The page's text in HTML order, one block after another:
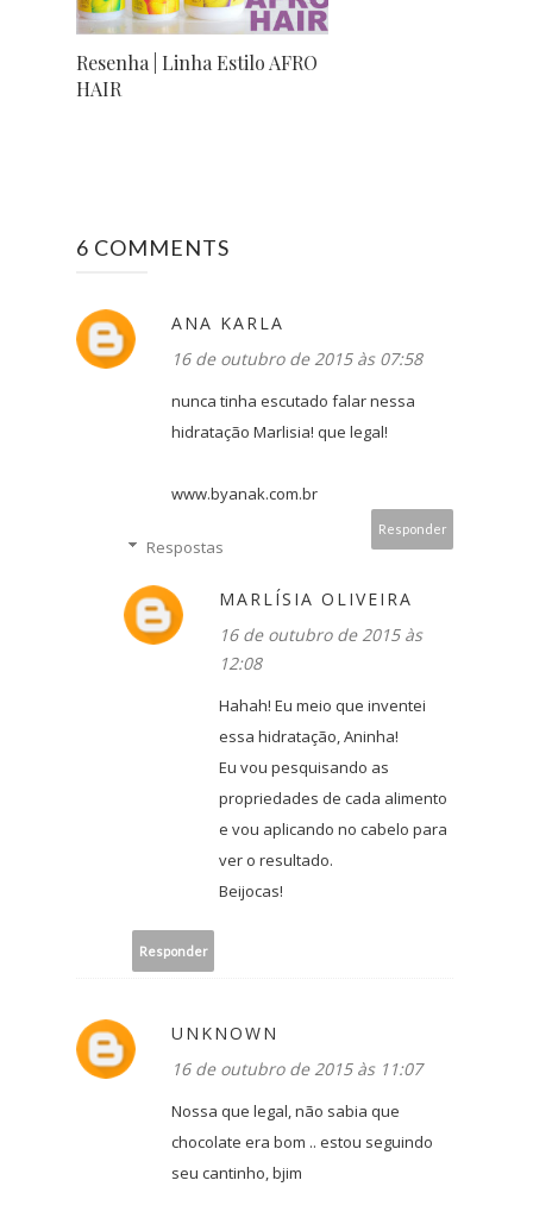
Resenha | Linha Estilo AFRO
HAIR
6 COMMENTS
ANA KARLA
16 de outubro de 2015 às 07:58
nunca tinha escutado falar nessa
hidratação Marlisia! que legal!
www.byanak.com.br
Responder
Respostas
MARLÍSIA OLIVEIRA
16 de outubro de 2015 às
12:08
Hahah! Eu meio que inventei
essa hidratação, Aninha!
Eu vou pesquisando as
propriedades de cada alimento
e vou aplicando no cabelo para
ver o resultado.
Beijocas!
Responder
UNKNOWN
16 de outubro de 2015 às 11:07
Nossa que legal, não sabia que
chocolate era bom .. estou seguindo
seu cantinho, bjim